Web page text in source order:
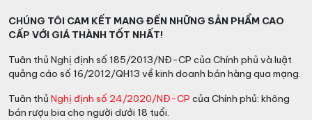
CHÚNG TÔI CAM KẾT MANG ĐẾN NHỮNG SẢN PHẨM CAO
CẤP VỚI GIÁ THÀNH TỐT NHẤT!
Tuân thủ Nghị định số 185/2013/NĐ-CP của Chính phủ và luật
quảng cáo số 16/2012/QH13 về kinh doanh bán hàng qua mạng.
Tuân thủ Nghị định số 24/2020/NĐ-CP của Chính phủ: không
bán rượu bia cho người dưới 18 tuổi.